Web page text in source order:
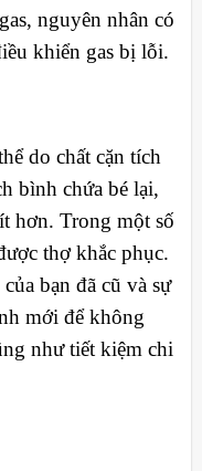
nguyên nhân có
khiển gas bị lỗi.
do chất cặn tích
bình chứa bé lại,
hơn. Trong một số
thợ khắc phục.
bạn đã cũ và sự
mới để không
như tiết kiệm chi